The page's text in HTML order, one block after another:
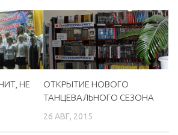
НЕ
ОТКРЫТИЕ НОВОГО
ТАНЦЕВАЛЬНОГО СЕЗОНА
26 АВГ, 2015